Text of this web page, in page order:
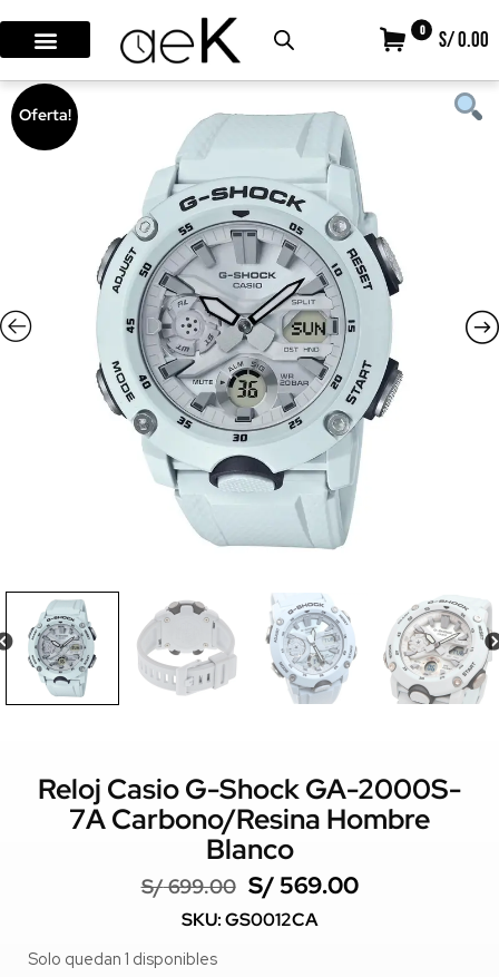
0 S/ 0.00
Oferta!
Reloj Casio G-Shock GA-2000S-
7A Carbono/Resina Hombre
Blanco
S/699.00 S/569.00
SKU: GS0012CA
Solo quedan 1 disponibles